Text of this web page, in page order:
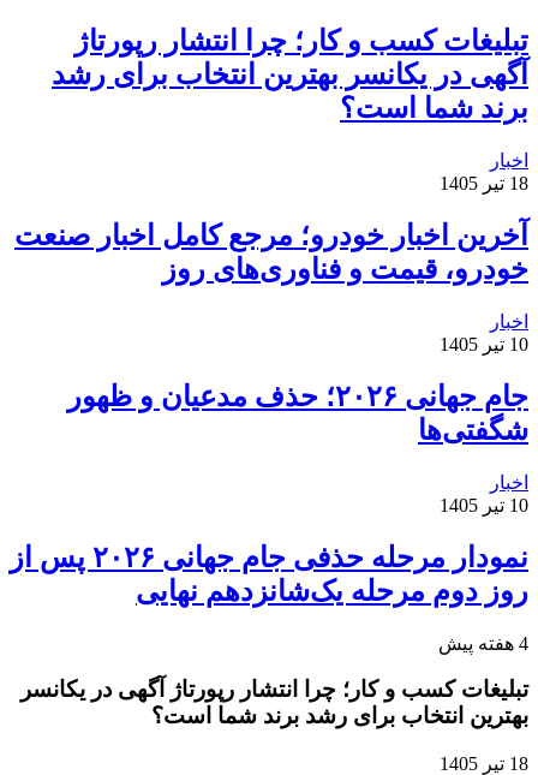
تبلیغات کسب و کار؛ چرا انتشار رپورتاژ
آگهی در یکانسر بهترین انتخاب برای رشد
برند شما است؟
اخبار
18 تیر 1405
آخرین اخبار خودرو؛ مرجع کامل اخبار صنعت
خودرو، قیمت و فناوری‌های روز
اخبار
10 تیر 1405
جام جهانی ۲۰۲۶؛ حذف مدعیان و ظهور
شگفتی‌ها
اخبار
10 تیر 1405
نمودار مرحله حذفی جام جهانی ۲۰۲۶ پس از
روز دوم مرحله یک‌شانزدهم نهایی
4 هفته پیش
تبلیغات کسب و کار؛ چرا انتشار رپورتاژ آگهی در یکانسر
بهترین انتخاب برای رشد برند شما است؟
18 تیر 1405